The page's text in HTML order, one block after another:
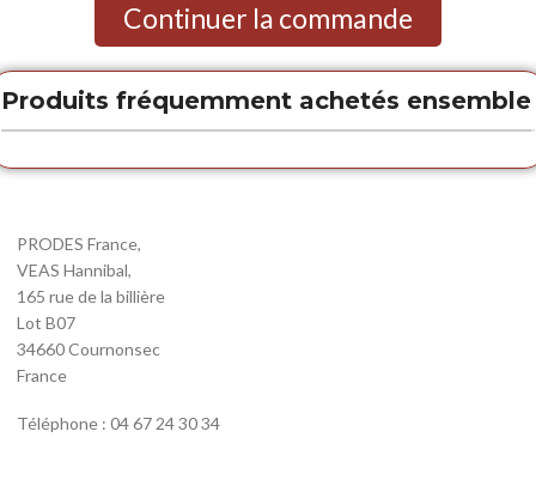
Continuer la commande
Produits fréquemment achetés ensemble
PRODES France,
VEAS Hannibal,
165 rue de la billière
Lot B07
34660 Cournonsec
France
Téléphone : 04 67 24 30 34